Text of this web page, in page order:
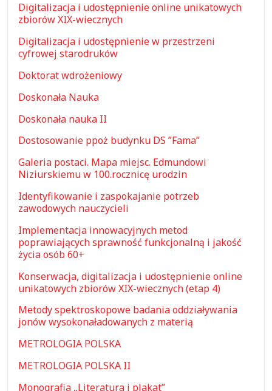
Digitalizacja i udostępnienie online unikatowych
zbiorów XIX-wiecznych
Digitalizacja i udostępnienie w przestrzeni
cyfrowej starodruków
Doktorat wdrożeniowy
Doskonała Nauka
Doskonała nauka II
Dostosowanie ppoż budynku DS ”Fama”
Galeria postaci. Mapa miejsc. Edmundowi
Niziurskiemu w 100.rocznicę urodzin
Identyfikowanie i zaspokajanie potrzeb
zawodowych nauczycieli
Implementacja innowacyjnych metod
poprawiających sprawność funkcjonalną i jakość
życia osób 60+
Konserwacja, digitalizacja i udostępnienie online
unikatowych zbiorów XIX-wiecznych (etap 4)
Metody spektroskopowe badania oddziaływania
jonów wysokonaładowanych z materią
METROLOGIA POLSKA
METROLOGIA POLSKA II
Monografia „Literatura i plakat”